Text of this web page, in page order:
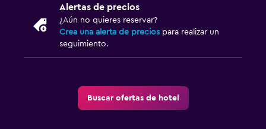
Alertas de precios
¿Aún no quieres reservar?
Crea una alerta de precios para realizar un
seguimiento.
Buscar ofertas de hotel